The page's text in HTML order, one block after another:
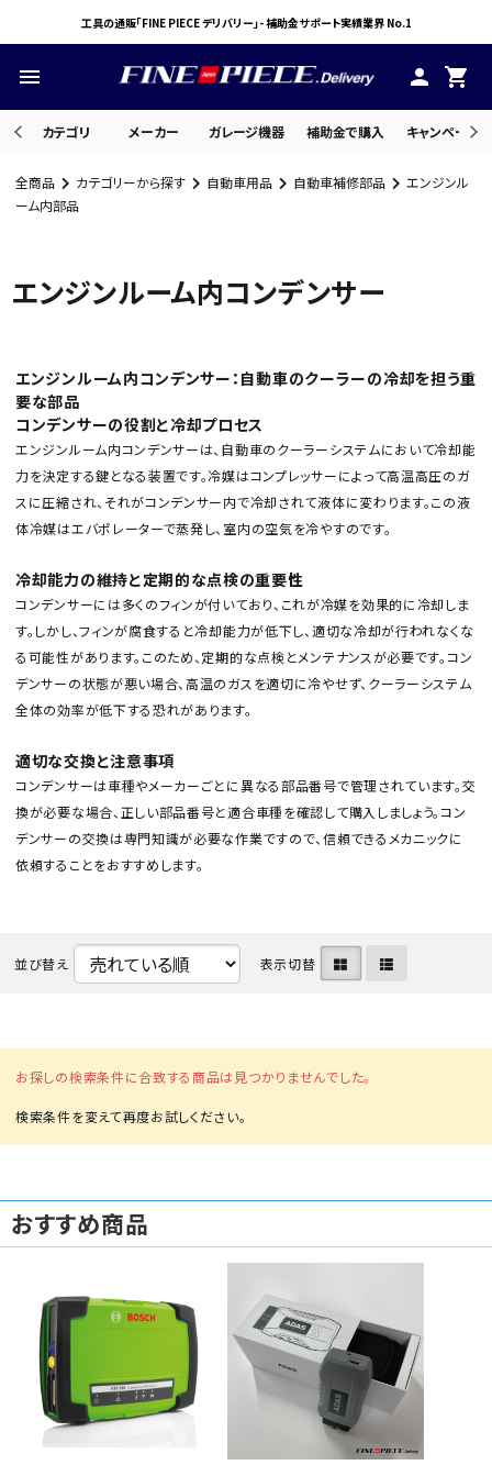
工具の通販「FINE PIECE デリバリー」- 補助金サポート実績業界 No.1
menu person shopping_cart
カテゴリ メーカー ガレージ機器 補助金で購入 キャンペーン
ACCOUNT MENU
meeting_room ログイン person 会員登録
カテゴリから選ぶ
ガレージ機器
補助金で購入
全商品 カテゴリーから探す 自動車用品 自動車補修部品
エンジンル
ーム内部品
エンジンルーム内コンデンサー
エンジンルーム内コンデンサー：自動車のクーラーの冷却を担う重
要な部品
コンデンサーの役割と冷却プロセス
エンジンルーム内コンデンサーは、自動車のクーラーシステムにおいて冷却能
力を決定する鍵となる装置です。冷媒はコンプレッサーによって高温高圧のガ
スに圧縮され、それがコンデンサー内で冷却されて液体に変わります。この液
体冷媒はエバポレーターで蒸発し、室内の空気を冷やすのです。
冷却能力の維持と定期的な点検の重要性
コンデンサーには多くのフィンが付いており、これが冷媒を効果的に冷却しま
す。しかし、フィンが腐食すると冷却能力が低下し、適切な冷却が行われなくな
る可能性があります。このため、定期的な点検とメンテナンスが必要です。コン
デンサーの状態が悪い場合、高温のガスを適切に冷やせず、クーラーシステム
全体の効率が低下する恐れがあります。
適切な交換と注意事項
コンデンサーは車種やメーカーごとに異なる部品番号で管理されています。交
換が必要な場合、正しい部品番号と適合車種を確認して購入しましょう。コン
デンサーの交換は専門知識が必要な作業ですので、信頼できるメカニックに
依頼することをおすすめします。
並び替え 表示切替
お探しの検索条件に合致する商品は見つかりませんでした。
おすすめ商品